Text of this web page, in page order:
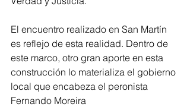
El encuentro realizado en San Martín
es reflejo de esta realidad. Dentro de
este marco, otro gran aporte en esta
construcción lo materializa el gobierno
local que encabeza el peronista
Fernando Moreira